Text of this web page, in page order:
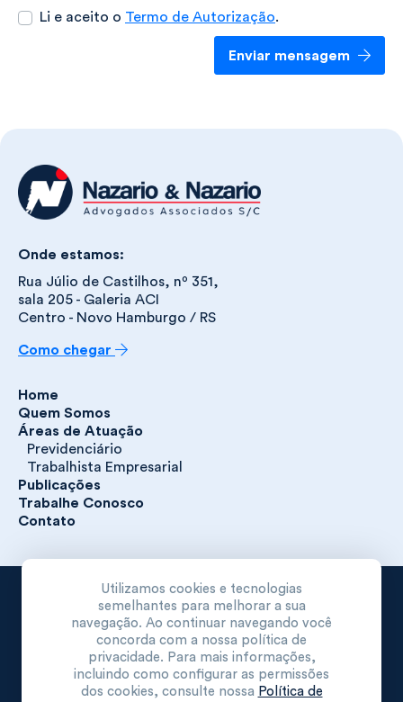
Li e aceito o Termo de Autorização.
Enviar mensagem
Onde estamos:
Rua Júlio de Castilhos, nº 351,
sala 205 - Galeria ACI
Centro - Novo Hamburgo / RS
Como chegar
Home
Quem Somos
Áreas de Atuação
Previdenciário
Trabalhista Empresarial
Publicações
Trabalhe Conosco
Contato
Nazario & Nazario Advogados Associados S/C. Todos os
direitos reservados.
Política de Privacidade
Desenvolvido por:
Utilizamos cookies e tecnologias
semelhantes para melhorar a sua
navegação. Ao continuar navegando você
concorda com a nossa política de
privacidade. Para mais informações,
incluindo como configurar as permissões
dos cookies, consulte nossa Política de